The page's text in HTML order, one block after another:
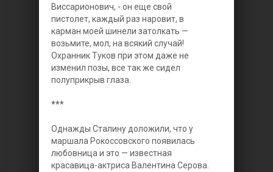
Виссарионович, - он еще свой
пистолет, каждый раз наровит, в
карман моей шинели затолкать —
возьмите, мол, на всякий случай!
Охранник Туков при этом даже не
изменил позы, все так же сидел
полуприкрыв глаза.
***
Однажды Сталину доложили, что у
маршала Рокоссовского появилась
любовница и это — известная
красавица-актриса Валентина Серова.